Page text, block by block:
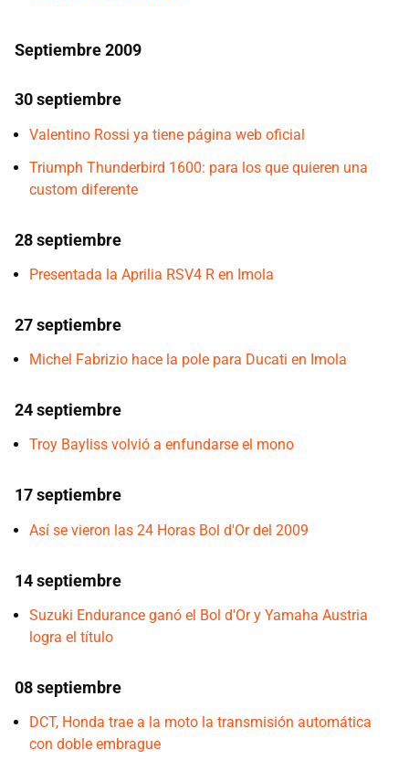
Septiembre 2009
30 septiembre
Valentino Rossi ya tiene página web oficial
Triumph Thunderbird 1600: para los que quieren una
custom diferente
28 septiembre
Presentada la Aprilia RSV4 R en Imola
27 septiembre
Michel Fabrizio hace la pole para Ducati en Imola
24 septiembre
Troy Bayliss volvió a enfundarse el mono
17 septiembre
Así se vieron las 24 Horas Bol d'Or del 2009
14 septiembre
Suzuki Endurance ganó el Bol d'Or y Yamaha Austria
logra el título
08 septiembre
DCT, Honda trae a la moto la transmisión automática
con doble embrague